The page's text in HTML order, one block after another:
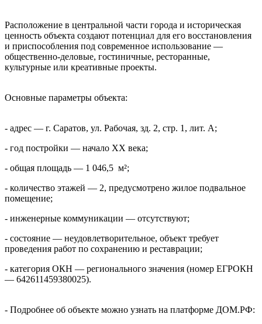
Расположение в центральной части города и историческая
ценность объекта создают потенциал для его восстановления
и приспособления под современное использование —
общественно-деловые, гостиничные, ресторанные,
культурные или креативные проекты.
Основные параметры объекта:
- адрес — г. Саратов, ул. Рабочая, зд. 2, стр. 1, лит. А;
- год постройки — начало XX века;
- общая площадь — 1 046,5 м²;
- количество этажей — 2, предусмотрено жилое подвальное
помещение;
- инженерные коммуникации — отсутствуют;
- состояние — неудовлетворительное, объект требует
проведения работ по сохранению и реставрации;
- категория ОКН — регионального значения (номер ЕГРОКН
— 642611459380025).
- Подробнее об объекте можно узнать на платформе ДОМ.РФ: